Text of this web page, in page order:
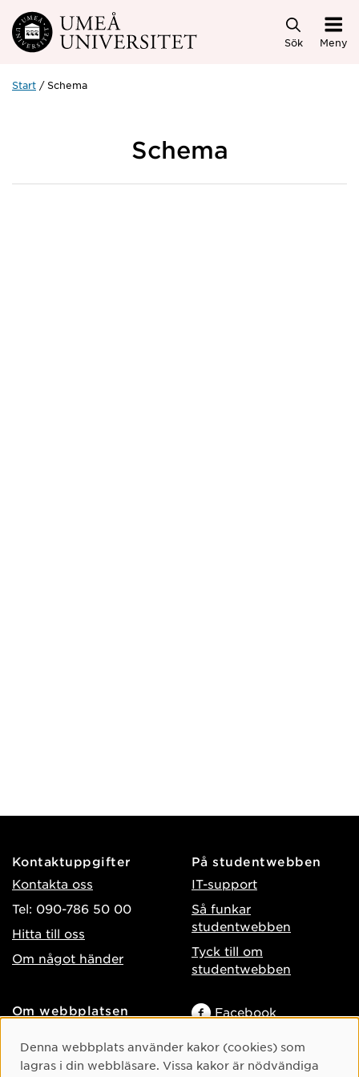
Hoppa direkt till innehållet
Sök Meny
Start Schema
Schema
Kontaktuppgifter
Kontakta oss
Tel: 090-786 50 00
Hitta till oss
Om något händer
På studentwebben
IT-support
Så funkar
studentwebben
Tyck till om
studentwebben
Om webbplatsen
Behandling av
Facebook
TikTok
Cookie-samtycke
Denna webbplats använder kakor (cookies) som
lagras i din webbläsare. Vissa kakor är nödvändiga